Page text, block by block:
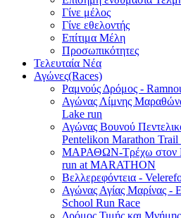
Γίνε μέλος
Γίνε εθελοντής
Επίτιμα Μέλη
Προσωπικότητες
Τελευταία Νέα
Αγώνες(Races)
Ραμνούς Δρόμος -
Αγώνας Λίμνης
Lake run
Αγώνας Βουνού
Pentelikon Marathon Trail
ΜΑΡΑΘΩΝ-Τρέχω στον
run at MARATHON
Βελλερεφόντεια -
Αγώνας Αγίας Μαρίνας -
School Run Race
Δρόμος Τιμής και